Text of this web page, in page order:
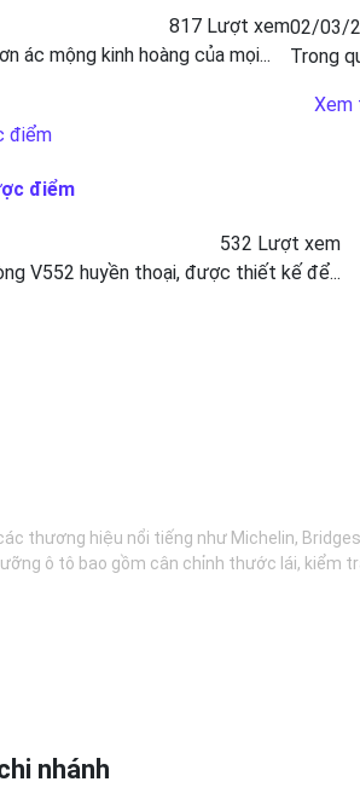
817 Lượt xem
ác mộng kinh hoàng của mọi...
02/03/
Trong
Xem
điểm
532 Lượt xem
V552 huyền thoại, được thiết kế để...
thương hiệu nổi tiếng như Michelin,
ô tô bao gồm cân chỉnh thước lái,
nhánh